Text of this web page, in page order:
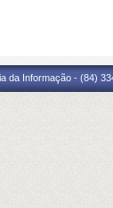
da Informação - (84)